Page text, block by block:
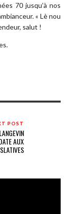
70 jusqu’à nos
« Lè nou
salut !
POST
AUX